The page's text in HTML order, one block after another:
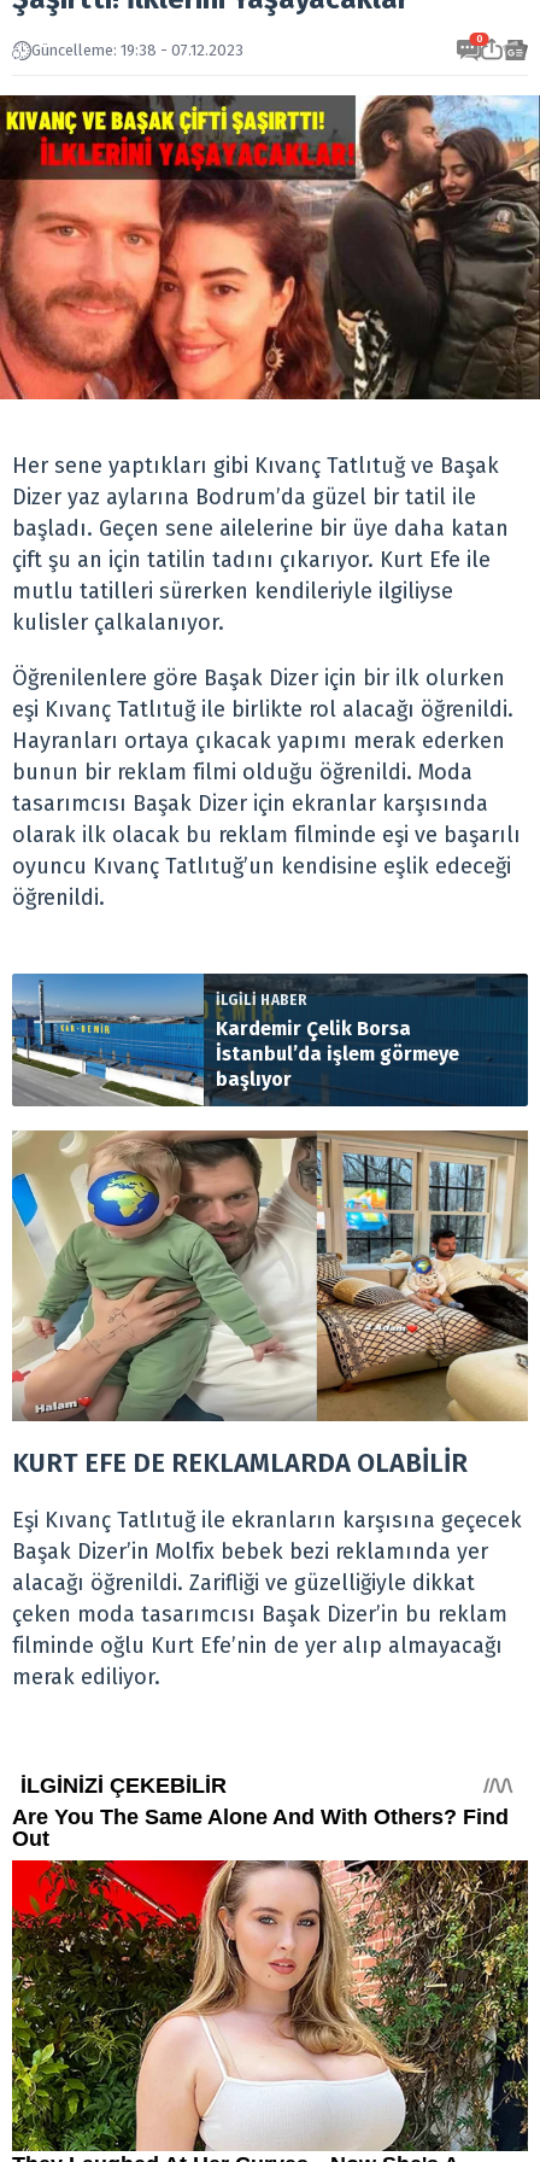
Güncelleme: 19:38 - 07.12.2023
0
Her sene yaptıkları gibi Kıvanç Tatlıtuğ ve Başak
Dizer yaz aylarına Bodrum’da güzel bir tatil ile
başladı. Geçen sene ailelerine bir üye daha katan
çift şu an için tatilin tadını çıkarıyor. Kurt Efe ile
mutlu tatilleri sürerken kendileriyle ilgiliyse
kulisler çalkalanıyor.
Öğrenilenlere göre Başak Dizer için bir ilk olurken
eşi Kıvanç Tatlıtuğ ile birlikte rol alacağı öğrenildi.
Hayranları ortaya çıkacak yapımı merak ederken
bunun bir reklam filmi olduğu öğrenildi. Moda
tasarımcısı Başak Dizer için ekranlar karşısında
olarak ilk olacak bu reklam filminde eşi ve başarılı
oyuncu Kıvanç Tatlıtuğ’un kendisine eşlik edeceği
öğrenildi.
İLGİLİ HABER
Kardemir Çelik Borsa
İstanbul’da işlem görmeye
başlıyor
KURT EFE DE REKLAMLARDA OLABİLİR
Eşi Kıvanç Tatlıtuğ ile ekranların karşısına geçecek
Başak Dizer’in Molfix bebek bezi reklamında yer
alacağı öğrenildi. Zarifliği ve güzelliğiyle dikkat
çeken moda tasarımcısı Başak Dizer’in bu reklam
filminde oğlu Kurt Efe’nin de yer alıp almayacağı
merak ediliyor.